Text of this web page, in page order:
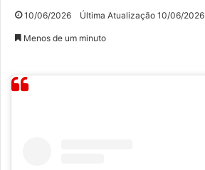
10/06/2026 Última Atualização 10/06/2026
Menos de um minuto